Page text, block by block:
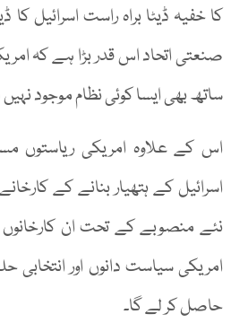
کا خفیہ ڈیٹا براہ راست اسرائیل کا
صنعتی اتحاد اس قدر بڑا ہے کہ
ساتھ بھی ایسا کوئی نظام موجود
اس کے علاوہ امریکی ریاستوں
اسرائیل کے ہتھیار بنانے کے
نئے منصوبے کے تحت ان
امریکی سیاست دانوں اور انتخابی
حاصل کر لے گا۔